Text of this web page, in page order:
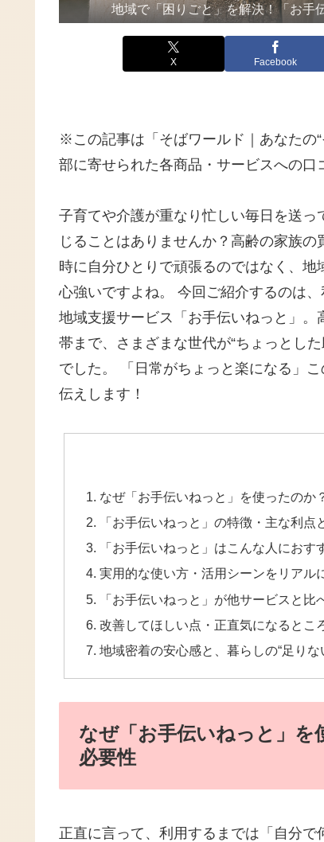
地域で「困りごと」を解決！「お手
X Facebook
※この記事は「そばワールド｜あなたの
部に寄せられた各商品・サービスへの口
子育てや介護が重なり忙しい毎日を送
じることはありませんか？高齢の家族
時に自分ひとりで頑張るのではなく、
心強いですよね。 今回ご紹介するのは
地域支援サービス「お手伝いねっと」
帯まで、さまざまな世代が“ちょっとし
でした。 「日常がちょっと楽になる」
伝えします！
なぜ「お手伝いねっと」を使ったのか
「お手伝いねっと」の特徴・主な利
「お手伝いねっと」はこんな人にお
実用的な使い方・活用シーンをリアル
「お手伝いねっと」が他サービスと比
改善してほしい点・正直気になるとこ
地域密着の安心感と、暮らしの“足り
なぜ「お手伝いねっと」を
必要性
正直に言って、利用するまでは「自分